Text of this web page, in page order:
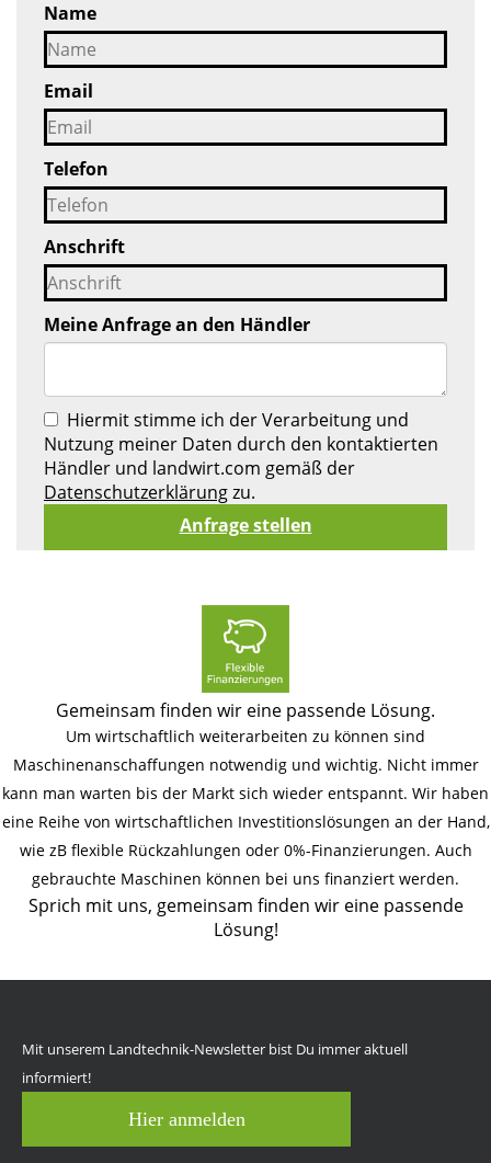
Name
Email
Telefon
Anschrift
Meine Anfrage an den Händler
Hiermit stimme ich der Verarbeitung und
Nutzung meiner Daten durch den kontaktierten
Händler und landwirt.com gemäß der
Datenschutzerklärungzu.
Gemeinsam finden wir eine passende Lösung.
Um wirtschaftlich weiterarbeiten zu können sind
Maschinenanschaffungen notwendig und wichtig. Nicht immer
kann man warten bis der Markt sich wieder entspannt. Wir haben
eine Reihe von wirtschaftlichen Investitionslösungen an der Hand,
wie zB flexible Rückzahlungen oder 0%-Finanzierungen. Auch
gebrauchte Maschinen können bei uns finanziert werden.
Sprich mit uns, gemeinsam finden wir eine passende
Lösung!
Mit unserem Landtechnik-Newsletter bist Du immer aktuell
informiert!
Hier anmelden